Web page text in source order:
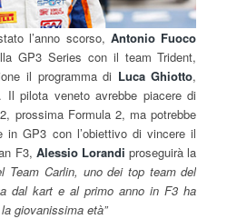
l’anno scorso, Antonio Fuoco
GP3 Series con il team Trident,
il programma di Luca Ghiotto,
Il pilota veneto avrebbe piacere di
prossima Formula 2, ma potrebbe
in GP3 con l’obiettivo di vincere il
F3, Alessio Lorandi proseguirà la
Team Carlin, uno dei top team del
dal kart e al primo anno in F3 ha
giovanissima età”